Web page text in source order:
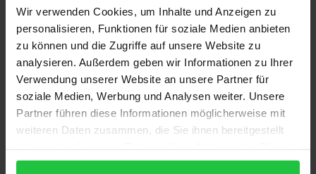
Wir verwenden Cookies, um Inhalte und Anzeigen zu
personalisieren, Funktionen für soziale Medien anbieten
zu können und die Zugriffe auf unsere Website zu
analysieren. Außerdem geben wir Informationen zu Ihrer
Verwendung unserer Website an unsere Partner für
soziale Medien, Werbung und Analysen weiter. Unsere
Partner führen diese Informationen möglicherweise mit
weiteren Daten zusammen, die Sie ihnen bereitgestellt
gesammelt haben.
Das Handbuch liefert in 23 kompakten Kapiteln
ausgewiesener Expert:innen des Liechtenstein-
Instituts den aktuellsten und bisher vollständigsten
Wissensstand über alle Facetten des politischen
Systems Liechtensteins, darunter Themen wie
Kleinstaatlichkeit, Fürstenhaus, Volksrechte, Wahlen
und Außenpolitik.
Bogen von der historischen Entwicklung über die